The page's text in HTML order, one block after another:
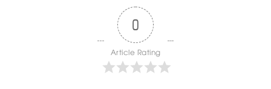
0
Article Rating